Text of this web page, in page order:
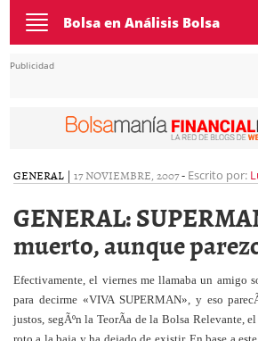
Toggle
navigation
Bolsa en Análisis Bolsa
Publicidad
GENERAL | 17 NOVIEMBRE, 2007- Escrito por:
GENERAL:
muerto, aunque
Efectivamente, el viernes me llamaba un amigo
para decirme «VIVA SUPERMAN», y eso
justos, segÃºn la TeorÃ­a de la Bolsa Relevante,